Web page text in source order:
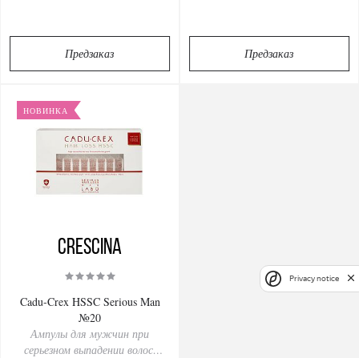
Предзаказ Предзаказ
НОВИНКА
Crescina
Cadu-Crex HSSC Serious Man
№20
Ампулы для мужчин при
серьезном выпадении волос,
Privacy notice